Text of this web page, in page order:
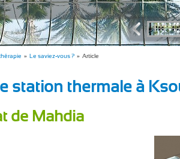
» Le saviez-vous ? » Article
station thermale à
de Mahdia